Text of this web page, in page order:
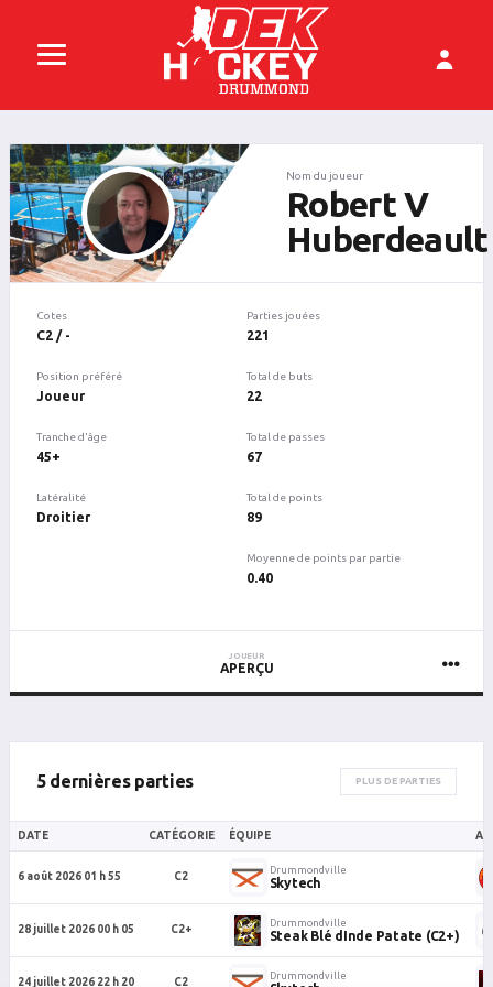
Nom du joueur
Robert V
Huberdeault
Cotes
C2 / -
Position préféré
Joueur
Tranche d'âge
45+
Latéralité
Droitier
Parties jouées
221
Total de buts
22
Total de passes
67
Total de points
89
Moyenne de points par partie
0.40
JOUEUR
APERÇU
5 dernières parties PLUS DE PARTIES
DATE CATÉGORIE ÉQUIPE
6 août 2026 01 h 55 C2
Drummondville
Skytech
28 juillet 2026 00 h 05 C2+
Drummondville
Steak Blé dInde Patate (C2+)
24 juillet 2026 22 h 20 C2
Drummondville